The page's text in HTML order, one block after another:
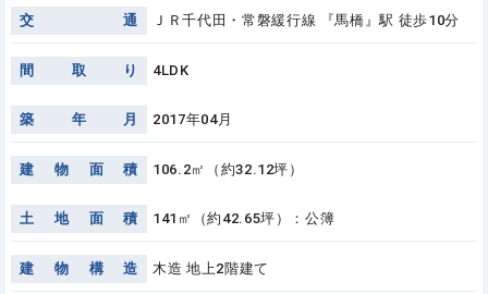
交 通 ＪＲ千代田・常磐緩行線 『馬橋』駅 徒歩10分
間 取 り 4LDK
築 年 月 2017年04月
建 物 面 積 106.2㎡（約32.12坪）
土 地 面 積 141㎡（約42.65坪）：公簿
建 物 構 造 木造 地上2階建て